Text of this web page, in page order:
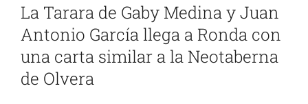
La Tarara de Gaby Medina y Juan
Antonio García llega a Ronda con
una carta similar a la Neotaberna
de Olvera